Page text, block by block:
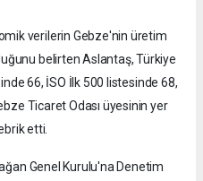
verilerin Gebze'nin üretim
belirten Aslantaş, Türkiye
66, İSO İlk 500 listesinde 68,
Ticaret Odası üyesinin yer
etti.
Genel Kurulu'na Denetim